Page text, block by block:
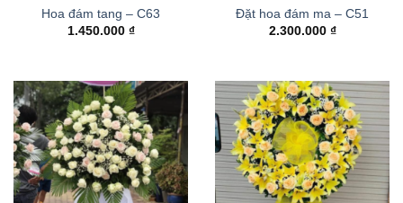
Hoa đám tang – C63
1.450.000 ₫
Đặt hoa đám ma – C51
2.300.000 ₫